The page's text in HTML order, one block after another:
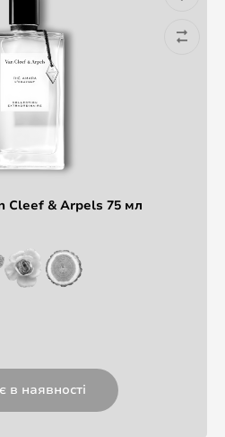
Cleef & Arpels 75 мл
в наявності